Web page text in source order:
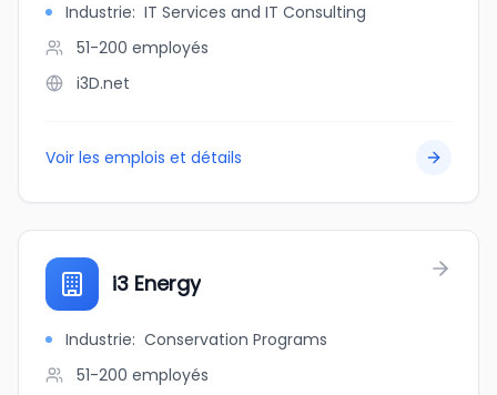
Industrie: IT Services and IT Consulting
51-200 employés
i3D.net
Voir les emplois et détails
i3 Energy
Industrie: Conservation Programs
51-200 employés